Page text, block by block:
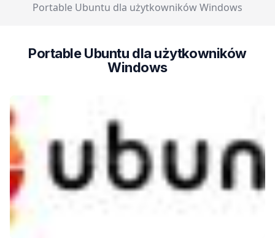
Portable Ubuntu dla użytkowników Windows
Portable Ubuntu dla użytkowników
Windows